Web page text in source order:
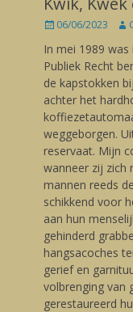
Posted
06/06/2023
In mei 1989
Publiek Recht
de kapstokken
achter het
weggeborgen.
reservaat. Mijn
wanneer zij zich
mannen reeds
schikkend voor
aan hun
gehinderd
hangsacoches
gerief en
volbrenging van
gerestaureerd